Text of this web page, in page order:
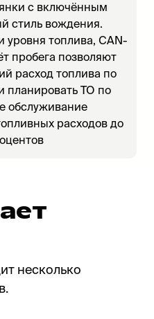
с включённым
стиль вождения.
уровня топлива, CAN-
пробега позволяют
расход топлива по
планировать ТО по
обслуживание
расходов до
несколько